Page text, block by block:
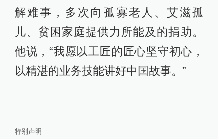
解难事，多次向孤寡老人、艾滋孤
儿、贫困家庭提供力所能及的捐助。
他说，“我愿以工匠的匠心坚守初心，
以精湛的业务技能讲好中国故事。”
特别声明